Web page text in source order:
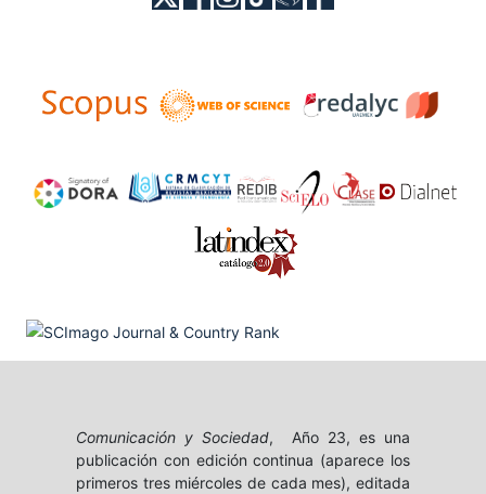
Comunicación y Sociedad, Año 23, es una
publicación con edición continua (aparece los
primeros tres miércoles de cada mes), editada